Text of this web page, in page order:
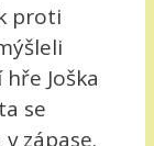
proti
Joška
se
zápase.